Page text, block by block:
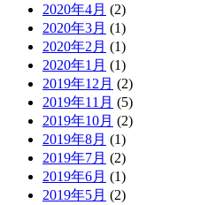
2020年4月 (2)
2020年3月 (1)
2020年2月 (1)
2020年1月 (1)
2019年12月 (2)
2019年11月 (5)
2019年10月 (2)
2019年8月 (1)
2019年7月 (2)
2019年6月 (1)
2019年5月 (2)